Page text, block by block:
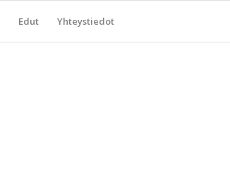
Edut Yhteystiedot